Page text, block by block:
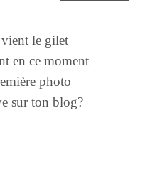
le gilet
en ce moment
photo
sur ton blog?